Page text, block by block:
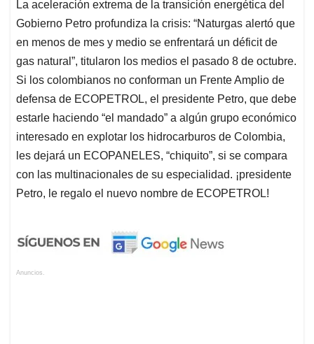
La aceleración extrema de la transición energética del
Gobierno Petro profundiza la crisis: “Naturgas alertó que
en menos de mes y medio se enfrentará un déficit de
gas natural”, titularon los medios el pasado 8 de octubre.
Si los colombianos no conforman un Frente Amplio de
defensa de ECOPETROL, el presidente Petro, que debe
estarle haciendo “el mandado” a algún grupo económico
interesado en explotar los hidrocarburos de Colombia,
les dejará un ECOPANELES, “chiquito”, si se compara
con las multinacionales de su especialidad. ¡presidente
Petro, le regalo el nuevo nombre de ECOPETROL!
Anuncios.